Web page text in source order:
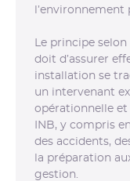
Le principe selon
doit d’assurer
installation se
un intervenant
opérationnelle et
INB, y compris
des accidents,
la préparation
gestion.